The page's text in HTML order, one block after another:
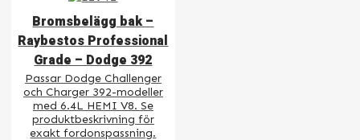
Bromsbelägg bak –
Raybestos Professional
Grade – Dodge 392
Passar Dodge Challenger
och Charger 392-modeller
med 6.4L HEMI V8. Se
produktbeskrivning för
exakt fordonspassning.